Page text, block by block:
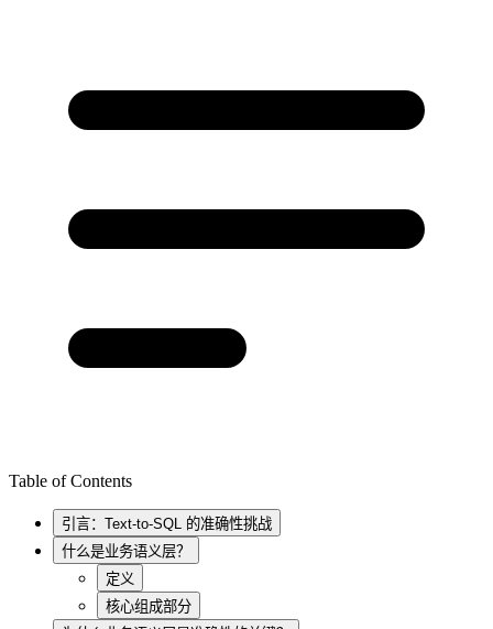
Table of Contents
引言：Text-to-SQL 的准确性挑战
什么是业务语义层？
定义
核心组成部分